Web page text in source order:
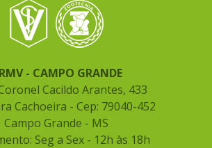
- CAMPO GRANDE
Cacildo Arantes, 433
Cachoeira - Cep: 79040-452
Campo Grande - MS
Seg a Sex - 12h às 18h